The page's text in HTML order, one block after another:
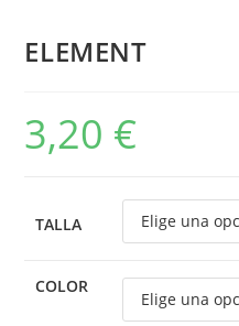
ELEMENT
3,20 €
TALLA
COLOR